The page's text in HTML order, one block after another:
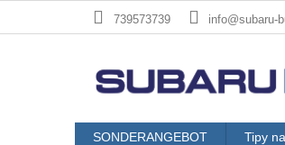
739573739 info@subaru-
SONDERANGEBOT Tipy